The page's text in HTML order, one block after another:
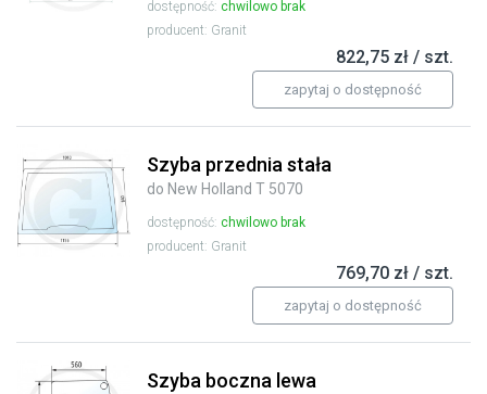
dostępność: chwilowo brak
producent: Granit
822,75 zł / szt.
zapytaj o dostępność
Szyba przednia stała
do New Holland T 5070
dostępność: chwilowo brak
producent: Granit
769,70 zł / szt.
zapytaj o dostępność
Szyba boczna lewa